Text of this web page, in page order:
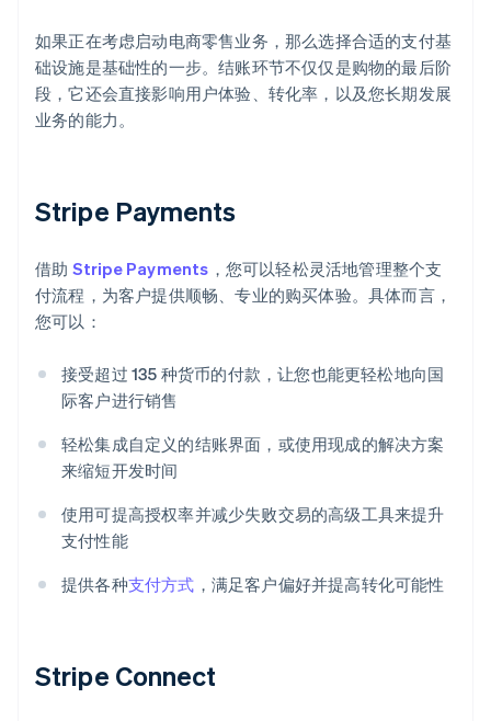
如果正在考虑启动电商零售业务，那么选择合适的支付基
础设施是基础性的一步。结账环节不仅仅是购物的最后阶
段，它还会直接影响用户体验、转化率，以及您长期发展
业务的能力。
Stripe Payments
借助 Stripe Payments ，您可以轻松灵活地管理整个支
付流程，为客户提供顺畅、专业的购买体验。具体而言，
您可以：
接受超过 135 种货币的付款，让您也能更轻松地向国
际客户进行销售
轻松集成自定义的结账界面，或使用现成的解决方案
来缩短开发时间
使用可提高授权率并减少失败交易的高级工具来提升
支付性能
提供各种支付方式 ，满足客户偏好并提高转化可能性
Stripe Connect